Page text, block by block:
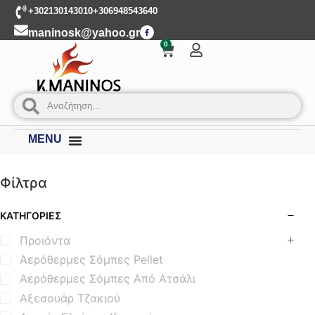
+302130143010+306948543640
maninosk@yahoo.gr
0
MENU
Φίλτρα
ΚΑΤΗΓΟΡΊΕΣ
Προιόντα
Αερόθερμες Σόμπες Pellet
Αερόθερμες Σόμπες Από Ατσάλι
Αξεσουάρ Τζακιού